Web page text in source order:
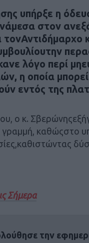
υπήρξε η
στον
λόγο περί
η οποία
εντός της
ο κ.
καθώςστο
Σήμερα
την